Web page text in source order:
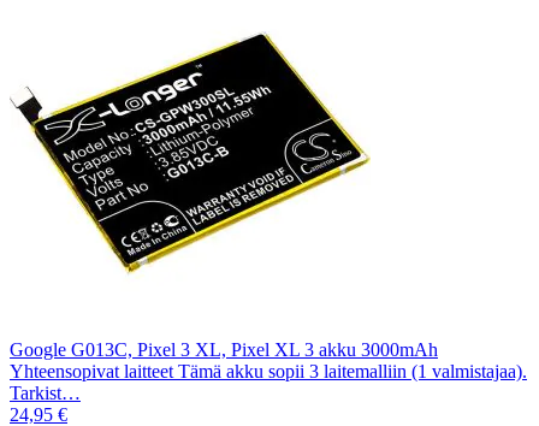
Google G013C, Pixel 3 XL, Pixel XL 3 akku 3000mAh
Yhteensopivat laitteet Tämä akku sopii 3 laitemalliin (1 valmistajaa).
Tarkist…
24,95 €